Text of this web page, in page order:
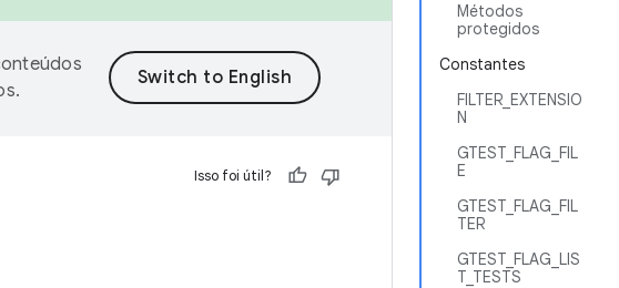
Métodos
protegidos
Constantes
FILTER_EXTENSIO
N
GTEST_FLAG_FIL
E
GTEST_FLAG_FIL
TER
GTEST_FLAG_LIS
T_TESTS
Isso foi útil?